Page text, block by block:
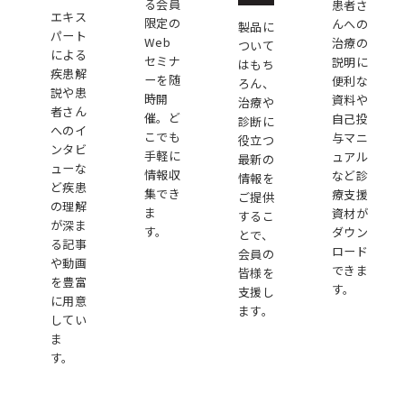
エキス
パート
による
疾患解
説や患
者さん
へのイ
ンタビ
ューな
ど疾患
の理解
が深ま
る記事
や動画
を豊富
に用意
してい
ま
す。
る会員
限定の
Web
セミナ
ーを随
時開
催。ど
こでも
手軽に
情報収
集でき
ま
す。
製品に
ついて
はもち
ろん、
治療や
診断に
役立つ
最新の
情報を
ご提供
するこ
とで、
会員の
皆様を
支援し
ます。
患者さ
んへの
治療の
説明に
便利な
資料や
自己投
与マニ
ュアル
など診
療支援
資材が
ダウン
ロード
できま
す。